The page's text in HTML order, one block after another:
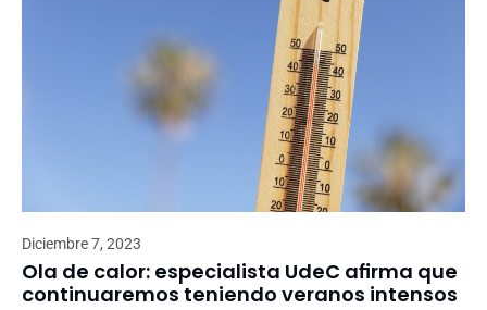
Diciembre 7, 2023
Ola de calor: especialista UdeC afirma que
continuaremos teniendo veranos intensos